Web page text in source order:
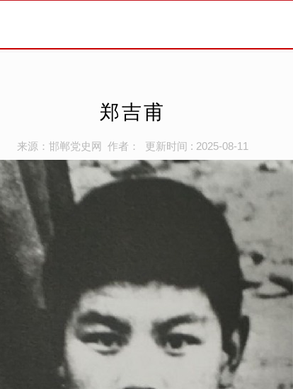
郑吉甫
来源：邯郸党史网 作者： 更新时间 : 2025-08-11